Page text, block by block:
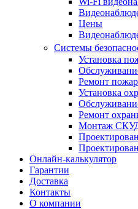
Цены
Системы
Установка
Ремонт
Установка
Ремонт
Монтаж
Онлайн-калькулятор
Гарантии
Доставка
Контакты
О компании